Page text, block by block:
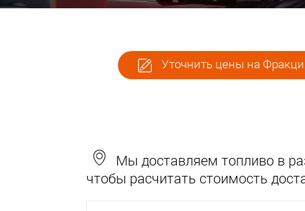
Уточнить цены на
Мы доставляем топливо в
чтобы расчитать стоимость